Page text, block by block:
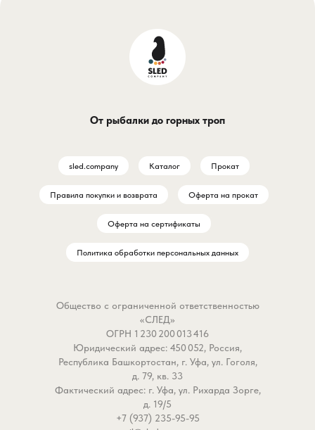
От рыбалки до горных троп
sled.company Каталог Прокат
Правила покупки и возврата Оферта на прокат
Оферта на сертификаты
Политика обработки персональных данных
Общество с ограниченной ответственностью
«СЛЕД»
ОГРН 1 230 200 013 416
Юридический адрес: 450 052, Россия,
Республика Башкортостан, г. Уфа, ул. Гоголя,
д. 79, кв. 33
Фактический адрес: г. Уфа, ул. Рихарда Зорге,
д. 19/5
+7 (937) 235-95-95